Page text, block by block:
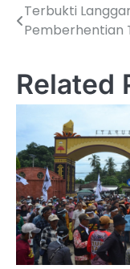
Navigasi
Terbukti
Pemberhentian
Related